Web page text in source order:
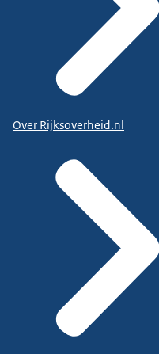
Over Rijksoverheid.nl